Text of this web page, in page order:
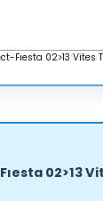
02>13